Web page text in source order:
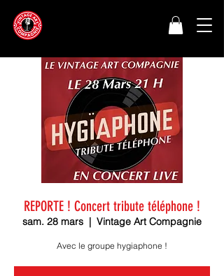
REPORTE ! Concert tribute téléphone !
sam. 28 mars
  |
Vintage Art Compagnie
Avec le groupe hygiaphone !